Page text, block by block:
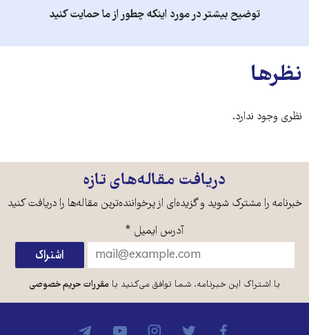
توضیح بیشتر در مورد اینکه چطور از ما حمایت کنید
نظرها
نظری وجود ندارد.
دریافت مقاله‌های تازه
خبرنامه را مشترک شوید و گزیده‌ای از پرخواننده‌ترین مقاله‌ها را دریافت کنید
آدرس ایمیل *
با اشتراک این خبرنامه، شما توافق می‌کنید بامقررات حریم خصوصی